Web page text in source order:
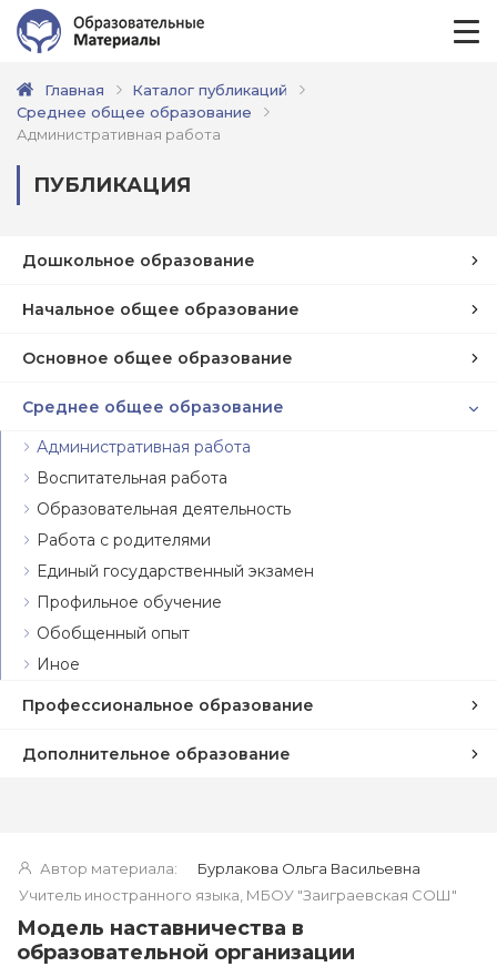
Главная
Каталог публикаций
Среднее общее образование
Административная работа
ПУБЛИКАЦИЯ
Дошкольное образование
Начальное общее образование
Основное общее образование
Среднее общее образование
Административная работа
Воспитательная работа
Образовательная деятельность
Работа с родителями
Единый государственный экзамен
Профильное обучение
Обобщенный опыт
Иное
Профессиональное образование
Дополнительное образование
Автор материала:
Бурлакова Ольга Васильевна
Учитель иностранного языка, МБОУ "Заиграевская СОШ"
Модель наставничества в
образовательной организации